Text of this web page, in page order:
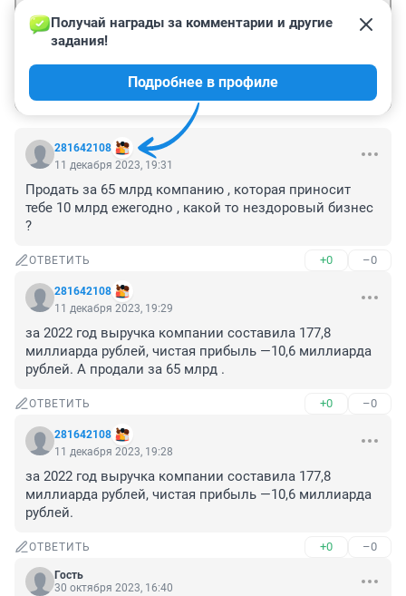
281642108
Получай награды за комментарии и другие
задания!
Подробнее в профиле
11 декабря 2023, 19:31
Продать за 65 млрд компанию , которая приносит
тебе 10 млрд ежегодно , какой то нездоровый бизнес
?
ОТВЕТИТЬ +0 –0
281642108
11 декабря 2023, 19:29
за 2022 год выручка компании составила 177,8
миллиарда рублей, чистая прибыль —10,6 миллиарда
рублей. А продали за 65 млрд .
ОТВЕТИТЬ +0 –0
281642108
11 декабря 2023, 19:28
за 2022 год выручка компании составила 177,8
миллиарда рублей, чистая прибыль —10,6 миллиарда
рублей.
ОТВЕТИТЬ +0 –0
Гость
30 октября 2023, 16:40